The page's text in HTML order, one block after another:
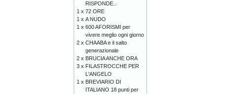
RISPONDE..
1 x 72 ORE
1 x A NUDO
1 x 600 AFORISMI per
vivere meglio ogni giorno
2 x CHAABA e il salto
generazionale
2 x BRUCIA ANCHE ORA
3 x FILASTROCCHE PER
L'ANGELO
1 x BREVIARIO DI
ITALIANO 18 punti per